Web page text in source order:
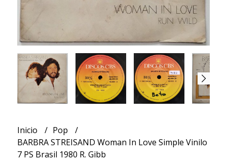
Inicio
Pop
BARBRA STREISAND Woman In Love Simple Vinilo
7 PS Brasil 1980 R. Gibb